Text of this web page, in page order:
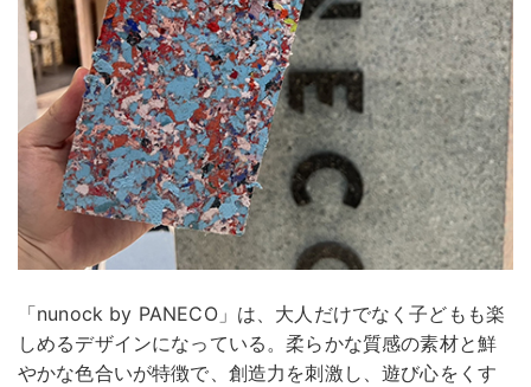
「nunock by PANECO」は、大人だけでなく子どもも楽
しめるデザインになっている。柔らかな質感の素材と鮮
やかな色合いが特徴で、創造力を刺激し、遊び心をくす